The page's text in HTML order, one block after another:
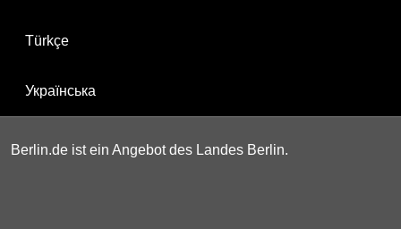
Türkçe
Українська
Berlin.de ist ein Angebot des Landes Berlin.